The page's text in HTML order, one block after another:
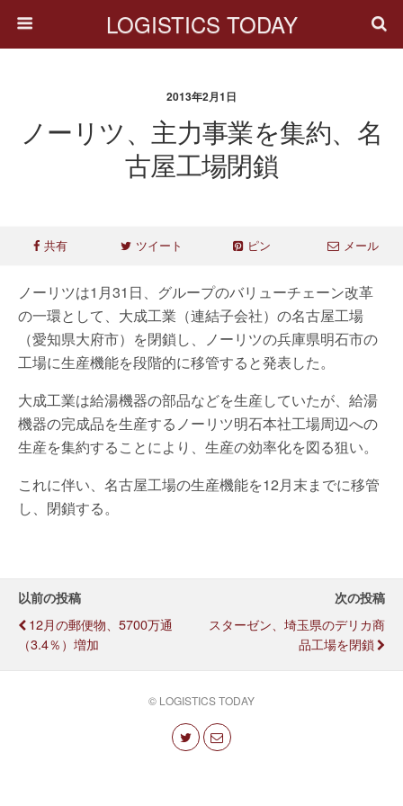
LOGISTICS TODAY
2013年2月1日
ノーリツ、主力事業を集約、名
古屋工場閉鎖
共有 ツイート ピン メール
ノーリツは1月31日、グループのバリューチェーン改革
の一環として、大成工業（連結子会社）の名古屋工場
（愛知県大府市）を閉鎖し、ノーリツの兵庫県明石市の
工場に生産機能を段階的に移管すると発表した。
大成工業は給湯機器の部品などを生産していたが、給湯
機器の完成品を生産するノーリツ明石本社工場周辺への
生産を集約することにより、生産の効率化を図る狙い。
これに伴い、名古屋工場の生産機能を12月末までに移管
し、閉鎖する。
以前の投稿
12月の郵便物、5700万通
（3.4％）増加
次の投稿
スターゼン、埼玉県のデリカ商
品工場を閉鎖
© LOGISTICS TODAY